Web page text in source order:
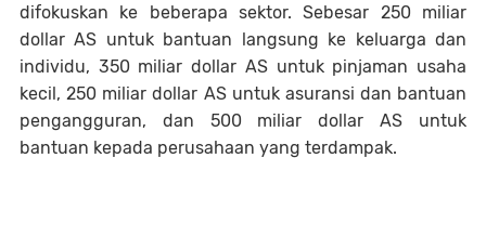
difokuskan ke beberapa sektor. Sebesar 250 miliar
dollar AS untuk bantuan langsung ke keluarga dan
individu, 350 miliar dollar AS untuk pinjaman usaha
kecil, 250 miliar dollar AS untuk asuransi dan bantuan
pengangguran, dan 500 miliar dollar AS untuk
bantuan kepada perusahaan yang terdampak.